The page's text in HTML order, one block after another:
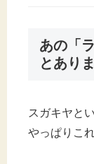
あの「
とあり
スガキヤと
やっぱりこれ